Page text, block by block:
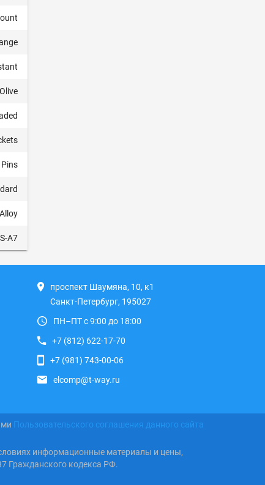
Olive
Pins
A7
проспект Шаумяна, 10, к1
Санкт-Петербург, 195027
ПН–ПТ с 9:00 до 18:00
+7 (812) 622-17-70
+7 (981) 743-00-06
elcomp@t-way.ru
Пользовательского соглашения данного сайта
информационные материалы и цены,
Гражданского кодекса РФ.